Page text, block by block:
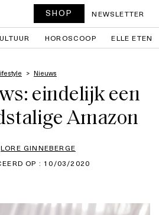
SHOP NEWSLETTER
HOROSCOOP ELLE ETEN
Nieuws
eindelijk een
Amazon
LORE GINNEBERGE
OP : 10/03/2020